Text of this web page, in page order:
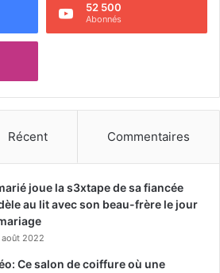
52 500
Abonnés
Récent Commentaires
joue la s3xtape de sa fiancée
au lit avec son beau-frère le jour
août 2022
Ce salon de coiffure où une